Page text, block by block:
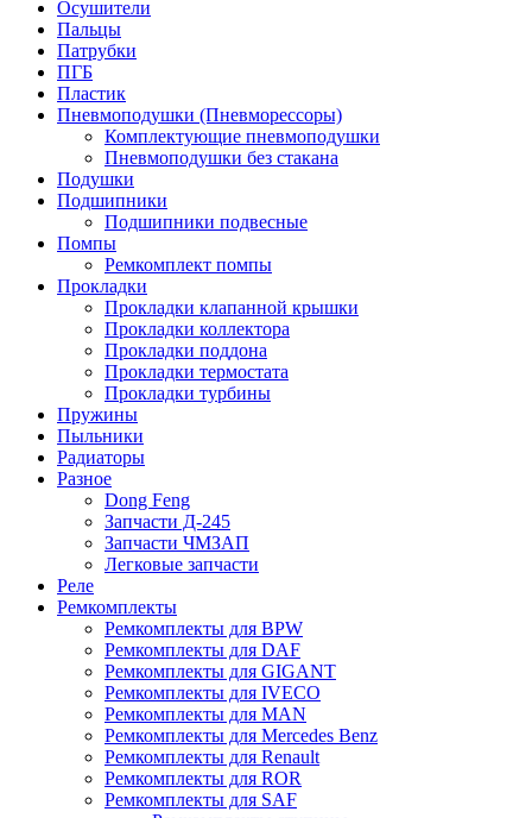
Осушители
Пальцы
Патрубки
ПГБ
Пластик
Пневмоподушки (Пневморессоры)
Комплектующие пневмоподушки
Пневмоподушки без стакана
Подушки
Подшипники
Подшипники подвесные
Помпы
Ремкомплект помпы
Прокладки
Прокладки клапанной крышки
Прокладки коллектора
Прокладки поддона
Прокладки термостата
Прокладки турбины
Пружины
Пыльники
Радиаторы
Разное
Dong Feng
Запчасти Д-245
Запчасти ЧМЗАП
Легковые запчасти
Реле
Ремкомплекты
Ремкомплекты для BPW
Ремкомплекты для DAF
Ремкомплекты для GIGANT
Ремкомплекты для IVECO
Ремкомплекты для MAN
Ремкомплекты для Mercedes Benz
Ремкомплекты для Renault
Ремкомплекты для ROR
Ремкомплекты для SAF